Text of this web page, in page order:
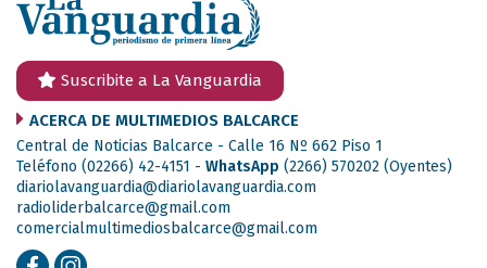
Suscribite a La Vanguardia
ACERCA DE MULTIMEDIOS BALCARCE
Central de Noticias Balcarce - Calle 16 Nº 662 Piso 1
Teléfono (02266) 42-4151 - WhatsApp (2266) 570202 (Oyentes)
diariolavanguardia@diariolavanguardia.com
radioliderbalcarce@gmail.com
comercialmultimediosbalcarce@gmail.com